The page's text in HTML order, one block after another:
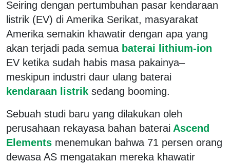
Seiring dengan pertumbuhan pasar kendaraan
listrik (EV) di Amerika Serikat, masyarakat
Amerika semakin khawatir dengan apa yang
akan terjadi pada semua baterai lithium-ion
EV ketika sudah habis masa pakainya–
meskipun industri daur ulang baterai
kendaraan listrik sedang booming.
Sebuah studi baru yang dilakukan oleh
perusahaan rekayasa bahan baterai Ascend
Elements menemukan bahwa 71 persen orang
dewasa AS mengatakan mereka khawatir